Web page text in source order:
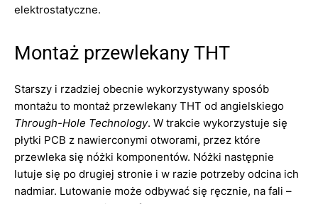
elektrostatyczne.
Montaż przewlekany THT
Starszy i rzadziej obecnie wykorzystywany sposób
montażu to montaż przewlekany THT od angielskiego
Through-Hole Technology. W trakcie wykorzystuje się
płytki PCB z nawierconymi otworami, przez które
przewleka się nóżki komponentów. Nóżki następnie
lutuje się po drugiej stronie i w razie potrzeby odcina ich
nadmiar. Lutowanie może odbywać się ręcznie, na fali –